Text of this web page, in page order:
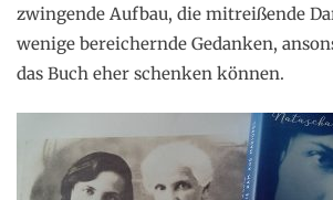
zwingende Aufbau, die mitreißende
wenige bereichernde Gedanken,
das Buch eher schenken können.